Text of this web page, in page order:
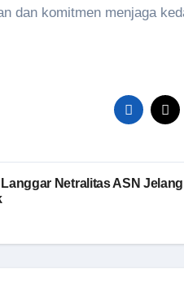
dan komitmen menjaga
Netralitas ASN